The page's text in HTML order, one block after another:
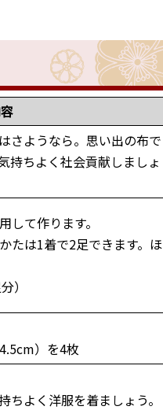
さようなら。思い出の布で
持ちよく社会貢献しましょ
して作ります。
たは1着で2足できます。ほ
）
）を4枚
ちよく洋服を着ましょう。